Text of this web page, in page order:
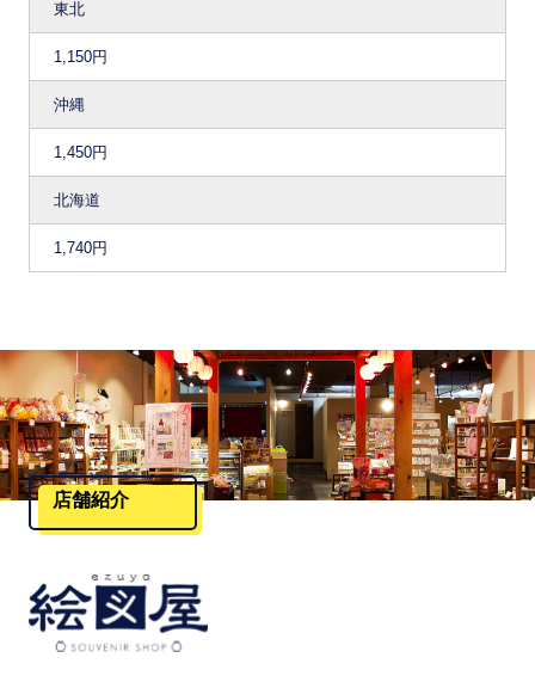
東北
1,150円
沖縄
1,450円
北海道
1,740円
店舗紹介